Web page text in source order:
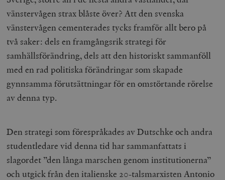
vänstervågen strax blåste över? Att den svenska
vänstervågen cementerades tycks framför allt bero på
två saker: dels en framgångsrik strategi för
samhällsförändring, dels att den historiskt sammanföll
med en rad politiska förändringar som skapade
gynnsamma förutsättningar för en omstörtande rörelse
av denna typ.
Den strategi som förespråkades av Dutschke och andra
studentledare vid denna tid har sammanfattats i
slagordet ”den långa marschen genom institutionerna”
och utgick från den italienske 20-talsmarxisten Antonio